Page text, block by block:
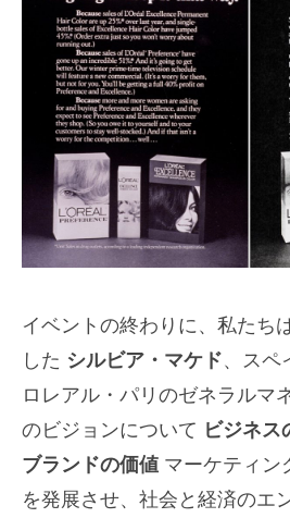
イベントの終わりに、私たち
した シルビア・マケド、スペ
ロレアル・パリのゼネラルマ
のビジョンについて ビジネス
ブランドの価値 マーケティン
を発展させ、社会と経済のエ